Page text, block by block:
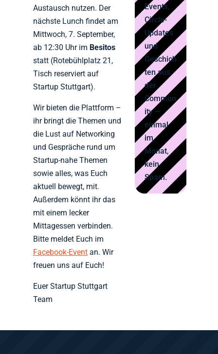
Austausch nutzen. Der
nächste Lunch findet am
Mittwoch, 7. September,
ab 12:30 Uhr im Besitos
statt (Rotebühlplatz 21,
Tisch reserviert auf
Startup Stuttgart).
Wir bieten die Plattform –
ihr bringt die Themen und
die Lust auf Networking
und Gespräche rund um
Startup-nahe Themen
sowie alles, was Euch
aktuell bewegt, mit.
Außerdem könnt ihr das
mit einem lecker
Mittagessen verbinden.
Bitte meldet Euch im
Facebook-Event an. Wir
freuen uns auf Euch!
Euer Startup Stuttgart
Team
Events,
Circle-
Updates
und
Geschich
ten aus
der
Commun
ity —
einmal
im
Monat,
kein
Spam.